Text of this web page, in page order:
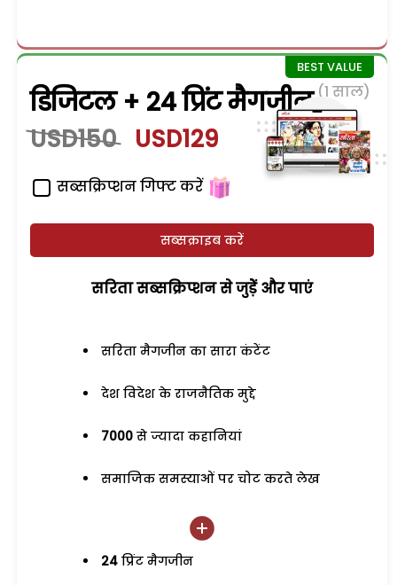
डिजिटल + 24 प्रिंट मैगजीन (1 साल)
USD150 USD129
सब्सक्रिप्शन गिफ्ट करें
सब्सक्राइब करें
सरिता सब्सक्रिप्शन से जुड़ेें और पाएं
सरिता मैगजीन का सारा कंटेंट
देश विदेश के राजनैतिक मुद्दे
7000 से ज्यादा कहानियां
समाजिक समस्याओं पर चोट करते लेख
24 प्रिंट मैगजीन